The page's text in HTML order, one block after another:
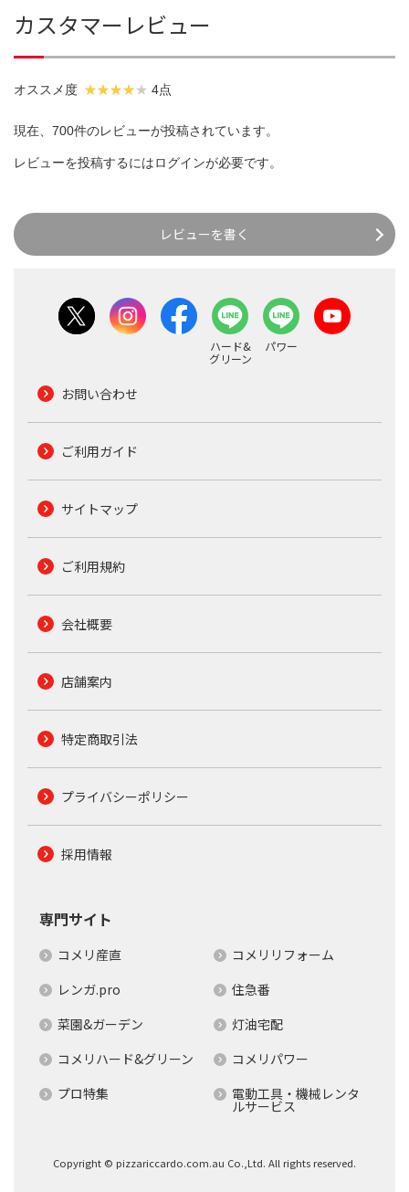
カスタマーレビュー
オススメ度 4点
現在、700件のレビューが投稿されています。
レビューを投稿するにはログインが必要です。
レビューを書く
ハード&
グリーン
パワー
お問い合わせ
ご利用ガイド
サイトマップ
ご利用規約
会社概要
店舗案内
特定商取引法
プライバシーポリシー
採用情報
専門サイト
コメリ産直
コメリリフォーム
レンガ.pro
住急番
菜園&ガーデン
灯油宅配
コメリハード&グリーン
コメリパワー
プロ特集
電動工具・機械レンタ
ルサービス
Copyright © pizzariccardo.com.au Co.,Ltd. All rights reserved.